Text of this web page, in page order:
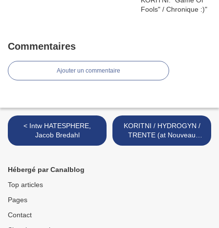
Commentaires
Ajouter un commentaire
< Intw HATESPHERE,
Jacob Bredahl
KORITNI / HYDROGYN /
TRENTE (at Nouveau
Casino, Paris, 20 03 2007)
Hébergé par Canalblog
Top articles
Pages
Contact